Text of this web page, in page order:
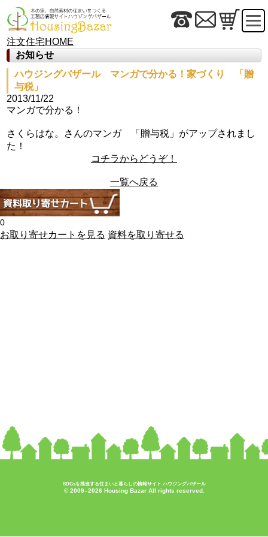
注文住宅HOME
お知らせ
ハウジングバザール マンガで分かる！家づくり 「贈
与税」
2013/11/22
マンガで分かる！
さくらはな。さんのマンガ 「贈与税」がアップされまし
た！
コチラからどうぞ！
一覧へ戻る
0
お取り寄せカートを見る 資料を取り寄せる
SDGsを推進する住まいと暮らしの情報サイト ハウジングバザール
© 2009–2026 Housing Bazar All rights reserved.